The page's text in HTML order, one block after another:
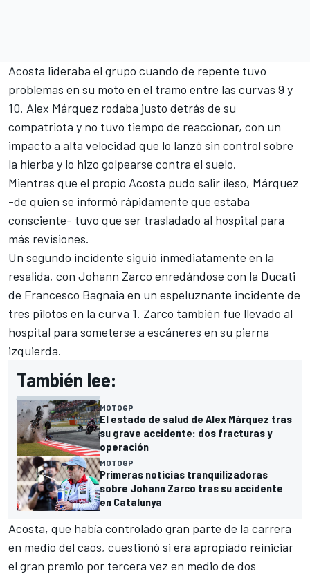
Acosta lideraba el grupo cuando de repente tuvo
problemas en su moto en el tramo entre las curvas 9 y
10. Alex Márquez rodaba justo detrás de su
compatriota y no tuvo tiempo de reaccionar, con un
impacto a alta velocidad que lo lanzó sin control sobre
la hierba y lo hizo golpearse contra el suelo.
Mientras que el propio Acosta pudo salir ileso, Márquez
-de quien se informó rápidamente que estaba
consciente- tuvo que ser trasladado al hospital para
más revisiones.
Un segundo incidente siguió inmediatamente en la
resalida, con Johann Zarco enredándose con la Ducati
de Francesco Bagnaia en un espeluznante incidente de
tres pilotos en la curva 1. Zarco también fue llevado al
hospital para someterse a escáneres en su pierna
izquierda.
También lee:
MOTOGP
El estado de salud de Alex Márquez tras
su grave accidente: dos fracturas y
operación
MOTOGP
Primeras noticias tranquilizadoras
sobre Johann Zarco tras su accidente
en Catalunya
Acosta, que había controlado gran parte de la carrera
en medio del caos, cuestionó si era apropiado reiniciar
el gran premio por tercera vez en medio de dos